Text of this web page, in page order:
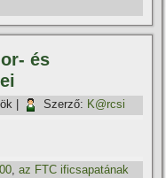
és
Szerző: K@rcsi
,az FTC ificsapatának